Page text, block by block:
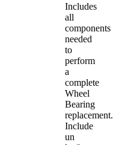
Includes
all
components
needed
to
perform
a
complete
Wheel
Bearing
replacement.
Include
un